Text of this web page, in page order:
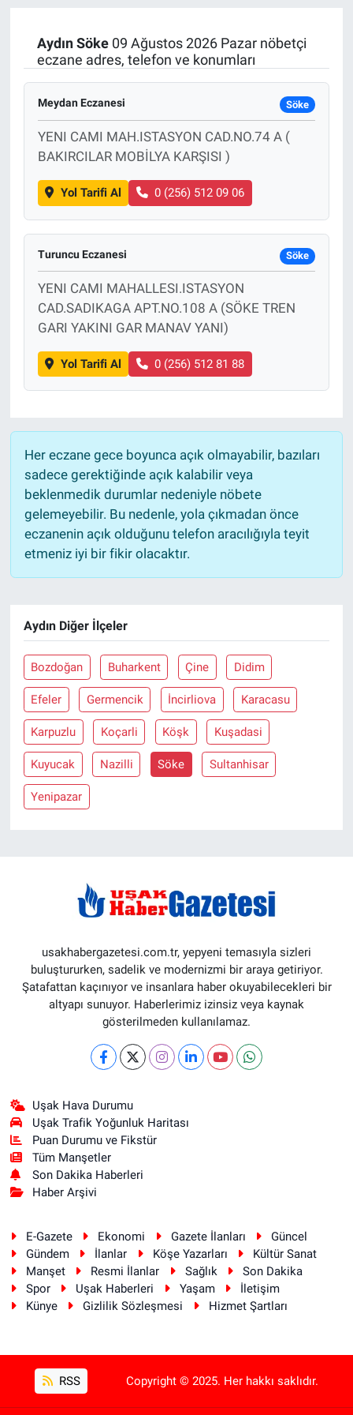
Aydın Söke09 Ağustos 2026 Pazar nöbetçi
eczane adres, telefon ve konumları
Meydan Eczanesi Söke
YENI CAMI MAH.ISTASYON CAD.NO.74 A (
BAKIRCILAR MOBİLYA KARŞISI )
Yol Tarifi Al 0 (256) 512 09 06
Turuncu Eczanesi Söke
YENI CAMI MAHALLESI.ISTASYON
CAD.SADIKAGA APT.NO.108 A (SÖKE TREN
GARI YAKINI GAR MANAV YANI)
Yol Tarifi Al 0 (256) 512 81 88
Her eczane gece boyunca açık olmayabilir, bazıları
sadece gerektiğinde açık kalabilir veya
beklenmedik durumlar nedeniyle nöbete
gelemeyebilir. Bu nedenle, yola çıkmadan önce
eczanenin açık olduğunu telefon aracılığıyla teyit
etmeniz iyi bir fikir olacaktır.
Aydın Diğer İlçeler
Bozdoğan Buharkent Çine Didim
Efeler Germencik İncirliova Karacasu
Karpuzlu Koçarli Köşk Kuşadasi
Kuyucak Nazilli Söke Sultanhisar
Yenipazar
usakhabergazetesi.com.tr, yepyeni temasıyla sizleri
buluştururken, sadelik ve modernizmi bir araya getiriyor.
Şatafattan kaçınıyor ve insanlara haber okuyabilecekleri bir
altyapı sunuyor. Haberlerimiz izinsiz veya kaynak
gösterilmeden kullanılamaz.
Uşak Hava Durumu
Uşak Trafik Yoğunluk Haritası
Puan Durumu ve Fikstür
Tüm Manşetler
Son Dakika Haberleri
Haber Arşivi
E-Gazete Ekonomi Gazete İlanları
Güncel
Gündem
İlanlar Köşe Yazarları
Kültür Sanat
Manşet
Resmi İlanlar Sağlık
Son Dakika
Spor
Uşak Haberleri Yaşam
İletişim
Künye
Gizlilik Sözleşmesi Hizmet Şartları
RSS Copyright © 2025. Her hakkı saklıdır.
Resmi İlanlar
Sağlık
Son Dakika
Spor
Uşak Haberleri